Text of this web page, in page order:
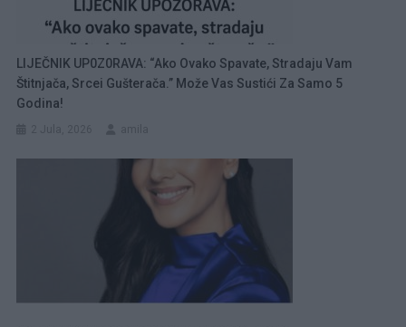
LIJEČNIK UP0Z0RAVA: “Ako Ovako Spavate, Stradaju Vam
Štitnjača, Srcei Gušterača.” Može Vas Sustići Za Samo 5
Godina!